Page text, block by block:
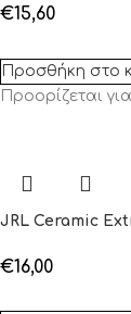
€15,60
Προσθήκη στο
Προορίζεται
JRL Ceramic
€16,00